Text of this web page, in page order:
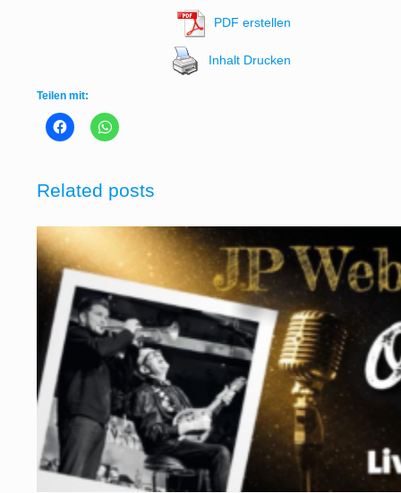
PDF erstellen
Inhalt Drucken
Teilen mit:
Related posts